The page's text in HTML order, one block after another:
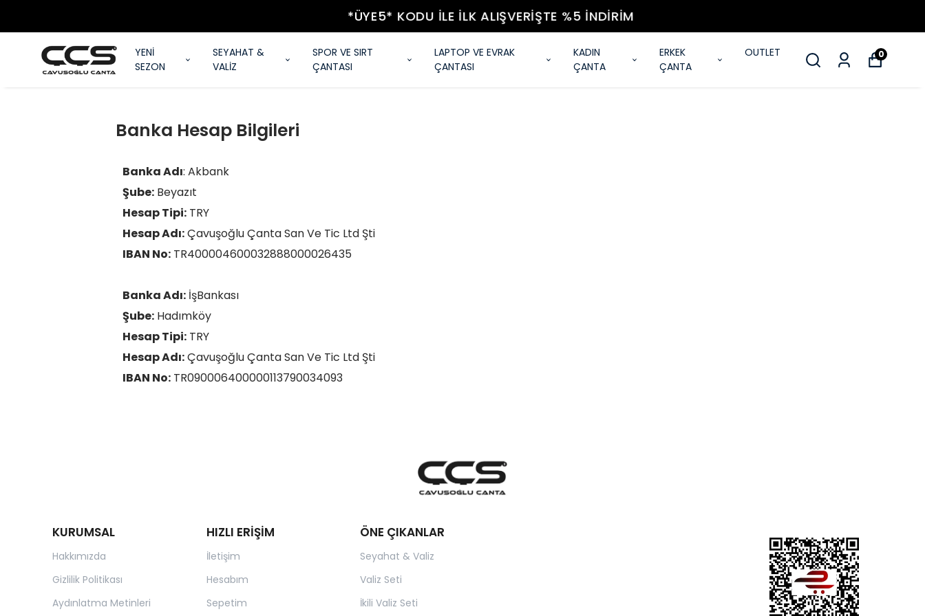
*ÜYE5* KODU ILE İLK ALIŞVERIŞTE %5 İNDIRIM
YENİ
SEZON
SEYAHAT &
VALİZ
SPOR VE SIRT
ÇANTASI
LAPTOP VE EVRAK
ÇANTASI
KADIN
ÇANTA
ERKEK
ÇANTA
OUTLET 0
Banka Hesap Bilgileri
Banka Adı: Akbank
Şube:Beyazıt
Hesap Tipi:TRY
Hesap Adı:Çavuşoğlu Çanta San Ve Tic Ltd Şti
IBAN No:TR400004600032888000026435
Banka Adı:İşBankası
Şube:Hadımköy
Hesap Tipi:TRY
Hesap Adı:Çavuşoğlu Çanta San Ve Tic Ltd Şti
IBAN No:TR090006400000113790034093
KURUMSAL
Hakkımızda
Gizlilik Politikası
Aydınlatma Metinleri
HIZLI ERİŞİM
İletişim
Hesabım
Sepetim
ÖNE ÇIKANLAR
Seyahat & Valiz
Valiz Seti
İkili Valiz Seti